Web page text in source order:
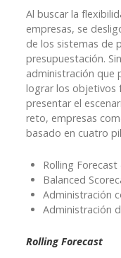
Al buscar la
empresas, se
de los sistemas de
presupuestación.
administración que
lograr los objetivos
presentar el
reto, empresas
basado en cuatro
Rolling
Balanced
Administración
Administración
Rolling Forecast